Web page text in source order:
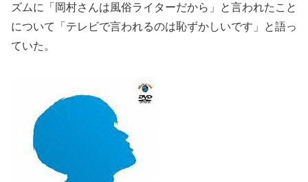
ズムに「岡村さんは風俗ライターだから」と言われたこと
について「テレビで言われるのは恥ずかしいです」と語っ
ていた。